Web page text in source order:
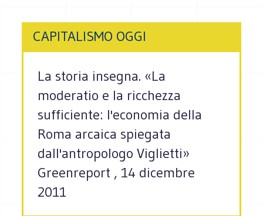
CAPITALISMO OGGI
La storia insegna. «La
moderatio e la ricchezza
sufficiente: l'economia della
Roma arcaica spiegata
dall'antropologo Viglietti»
Greenreport , 14 dicembre
2011